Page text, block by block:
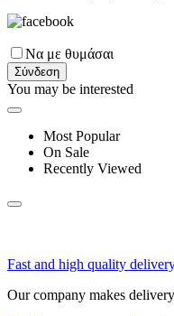
Να με θυμάσαι
Σύνδεση
You may be interested
Most Popular
On Sale
Recently Viewed
Fast and high quality
Our company makes